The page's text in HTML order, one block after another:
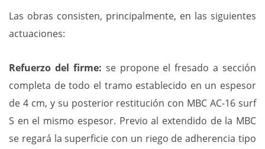
Las obras consisten, principalmente, en las siguientes
actuaciones:
Refuerzo del firme: se propone el fresado a sección
completa de todo el tramo establecido en un espesor
de 4 cm, y su posterior restitución con MBC AC-16 surf
S en el mismo espesor. Previo al extendido de la MBC
se regará la superficie con un riego de adherencia tipo